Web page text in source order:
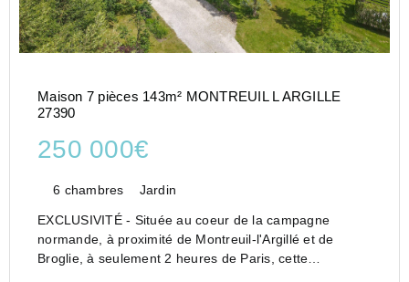
Maison 7 pièces 143m² MONTREUIL L ARGILLE
27390
250 000€
6 chambres Jardin
EXCLUSIVITÉ - Située au coeur de la campagne
normande, à proximité de Montreuil-l'Argillé et de
Broglie, à seulement 2 heures de Paris, cette